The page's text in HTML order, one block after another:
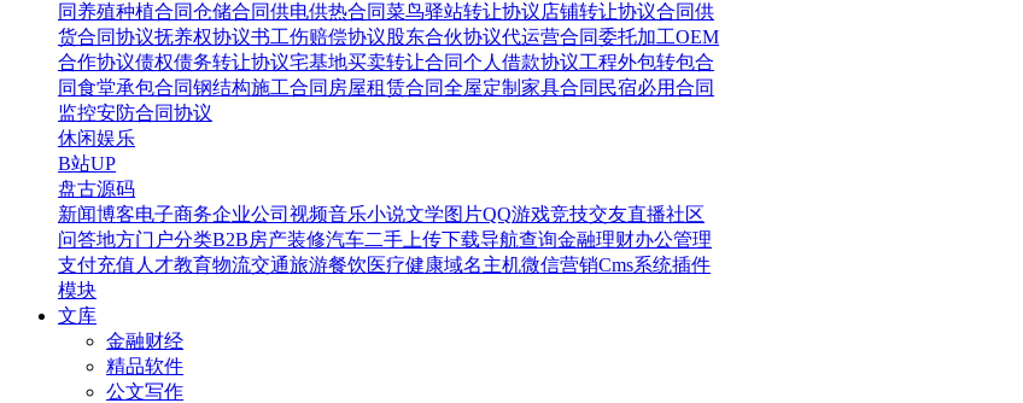
同 养殖种植合同仓储合同供电供热合同菜鸟驿站转让协议店铺转让协议合同供
货合同协议抚养权协议书工伤赔偿协议股东合伙协议代运营合同委托加工OEM
合作协议债权债务转让协议宅基地买卖转让合同个人借款协议工程外包转包合
同食堂承包合同钢结构施工合同 房屋租赁合同全屋定制家具合同 民宿必用合同
监控安防合同协议
休闲娱乐
B站UP
盘古源码
新闻博客电子商务企业公司 视频音乐小说文学图片QQ游戏竞技交友直播社区
问答地方门户分类B2B房产装修汽车二手 上传下载导航查询金融理财办公管理
支付充值 人才教育物流交通旅游餐饮医疗健康域名主机微信营销Cms系统插件
模块
文库
金融财经
精品软件
公文写作